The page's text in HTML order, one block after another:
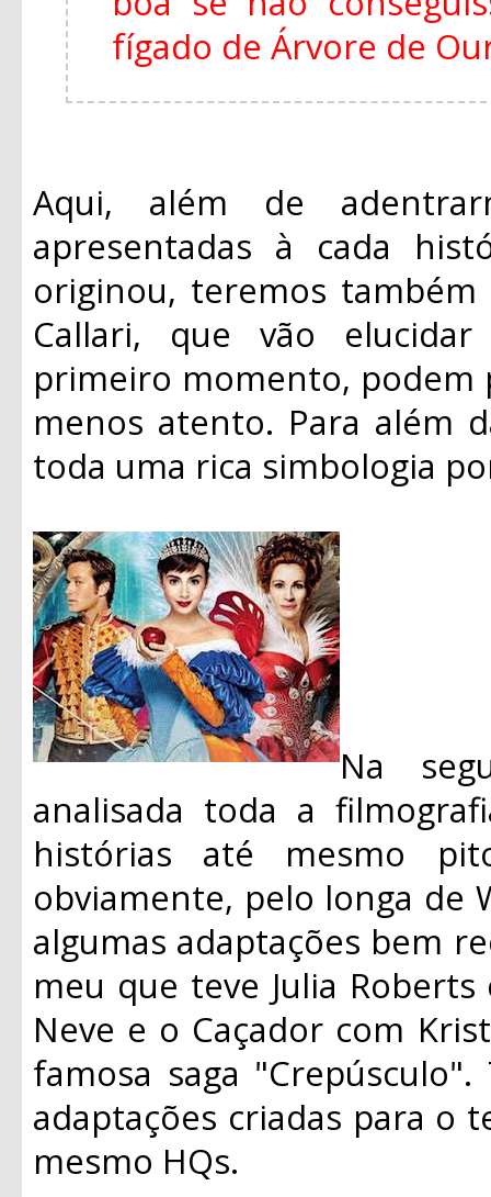
fígado de Árvore de
Aqui, além de
apresentadas à cada
originou, teremos
Callari, que vão
primeiro momento, podem
menos atento. Para além
toda uma rica simbologia
Na
analisada toda a
histórias até mesmo
obviamente, pelo longa de
algumas adaptações bem
meu que teve Julia
Neve e o Caçador com
famosa saga
adaptações criadas para o
mesmo HQs.